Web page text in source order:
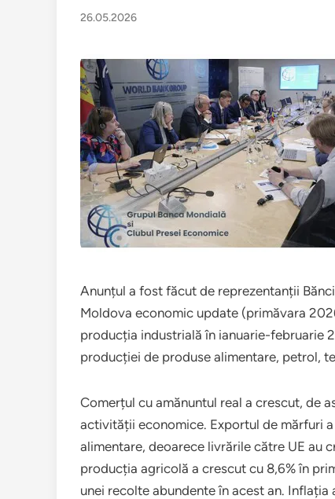
26.05.2026
Anunțul a fost făcut de reprezentanții
Moldova economic update (primăvara
producția industrială în ianuarie-februarie
producției de produse alimentare, petrol,
Comerțul cu amănuntul real a crescut, de
activității economice. Exportul de mărfuri
alimentare, deoarece livrările către UE au
producția agricolă a crescut cu 8,6% în
unei recolte abundente în acest an.